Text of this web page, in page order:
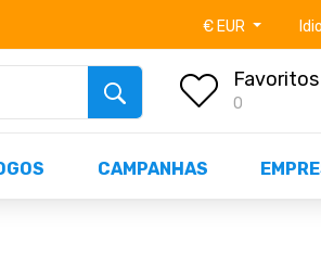
produtos disponíveis STOCK OFF!
€ EUR
Favoritos
0
CAMPANHAS